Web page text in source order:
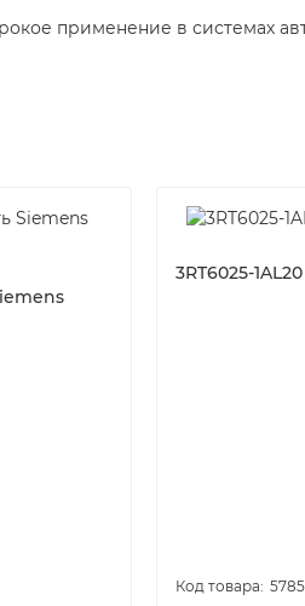
применение в системах
3RT6025-1AL20